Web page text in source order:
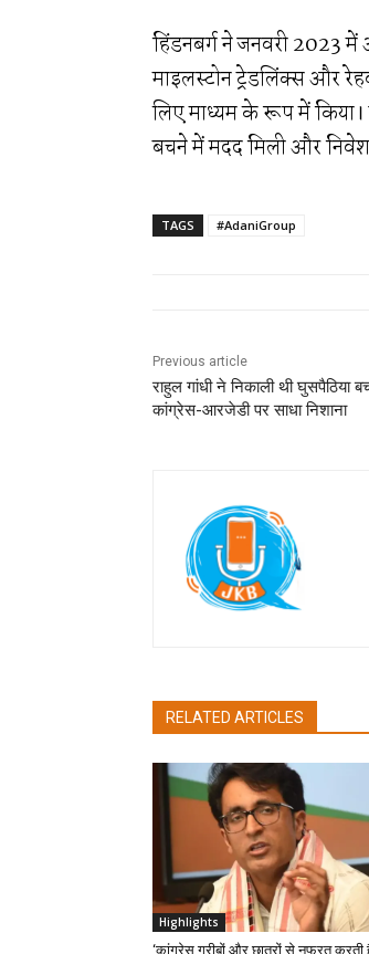
हिंडनबर्ग ने जनवरी 2023 में
माइलस्टोन ट्रेडलिंक्स और
लिए माध्यम के रूप में किया।
बचने में मदद मिली और
TAGS #AdaniGroup
Previous article
राहुल गांधी ने निकाली थी घुसपैठिया
कांग्रेस-आरजेडी पर साधा निशाना
RELATED ARTICLES
Highlights
‘कांग्रेस गरीबों और छात्रों से नफरत करती